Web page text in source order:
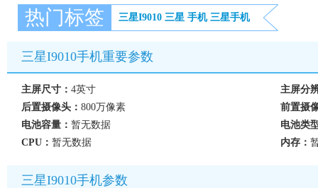
热门标签 三星I9010 三星 手机 三星手机
三星I9010手机重要参数
主屏尺寸： 4英寸
主屏分
后置摄像头： 800万像素
前置摄
电池容量： 暂无数据
电池类
CPU： 暂无数据 内存：
三星I9010手机参数